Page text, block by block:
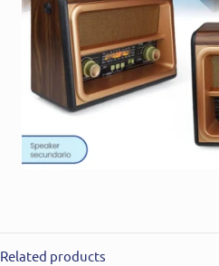
Related products